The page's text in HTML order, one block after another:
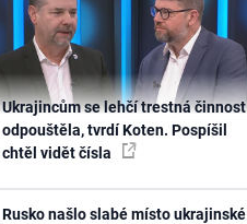
Ukrajincům se lehčí trestná činnost
odpouštěla, tvrdí Koten. Pospíšil
chtěl vidět čísla
Rusko našlo slabé místo ukrajinské